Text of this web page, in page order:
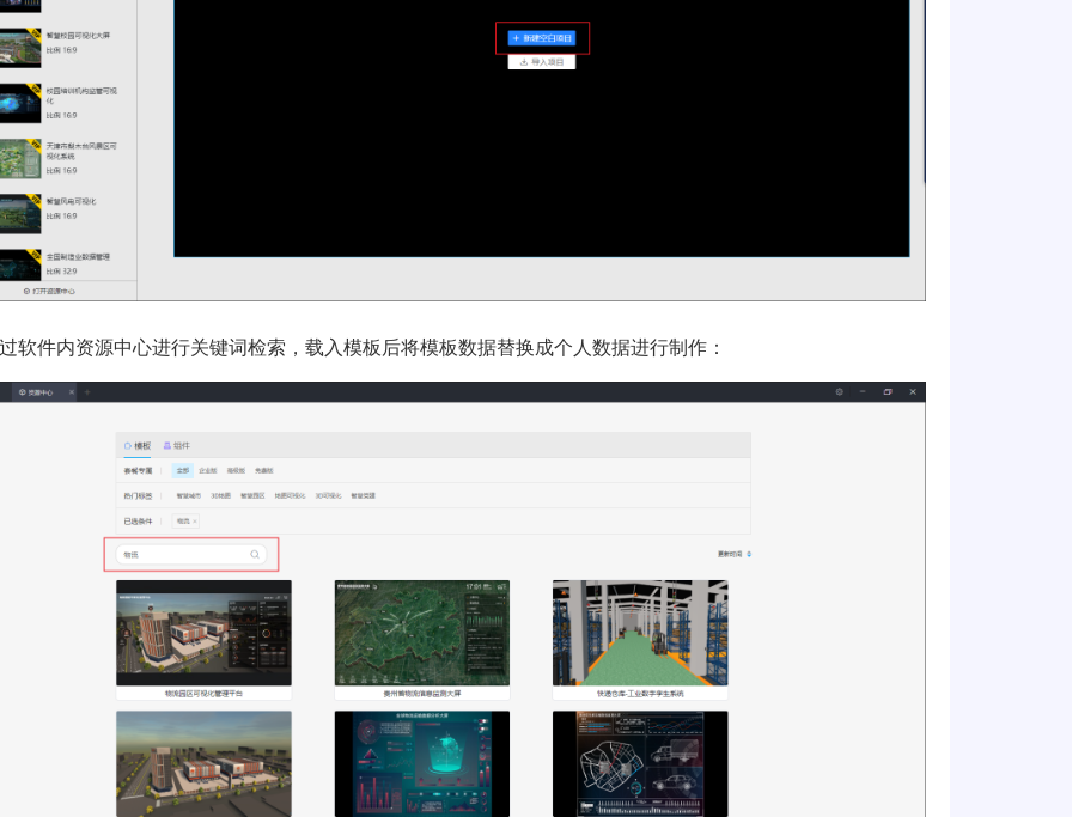
软件内资源中心进行关键词检索，载入模板后将模板数据替换成个人数据进行制作：